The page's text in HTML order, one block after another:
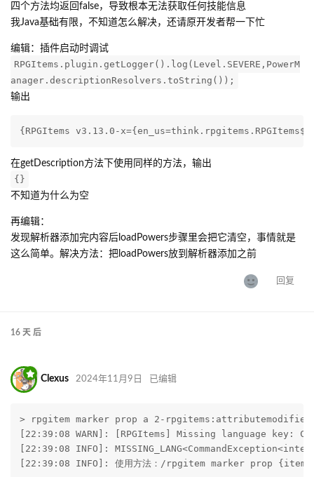
四个方法均返回false，导致根本无法获取任何技能信息
我Java基础有限，不知道怎么解决，还请原开发者帮一下忙
编辑：插件启动时调试
RPGItems.plugin.getLogger().log(Level.SEVERE,PowerM
anager.descriptionResolvers.toString());
输出
{RPGItems v3.13.0-
在getDescription方法下使用同样的方法，输出
{}
不知道为什么为空
再编辑：
发现解析器添加完内容后loadPowers步骤里会把它清空，事情就是
这么简单。解决方法：把loadPowers放到解析器添加之前
回复
16 天 后
Clexus 2024年11月9日 已编辑
> rpgitem marker prop a 2-
[22:39:08 WARN]: [RPGItems] Missing language key:
[22:39:08 INFO]:
[22:39:08 INFO]: 使用方法：/rpgitem marker prop